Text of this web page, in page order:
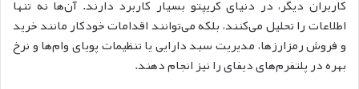
کاربران دیگر، در دنیای کریپتو بسیار کاربرد دارند. آن‌ها نه‌ تنها
اطلاعات را تحلیل می‌کنند، بلکه می‌توانند اقدامات خودکار مانند خرید
و فروش رمزارزها، مدیریت سبد دارایی یا تنظیمات پویای وام‌ها و نرخ
بهره در پلتفرم‌های دیفای را نیز انجام دهند.